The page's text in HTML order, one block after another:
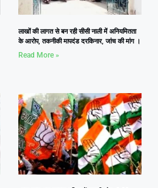
लाखों की लागत से बन रही सीसी नाली में अनियमितता
के आरोप, तकनीकी मापदंड दरकिनार, जांच की मांग ।
Read More »